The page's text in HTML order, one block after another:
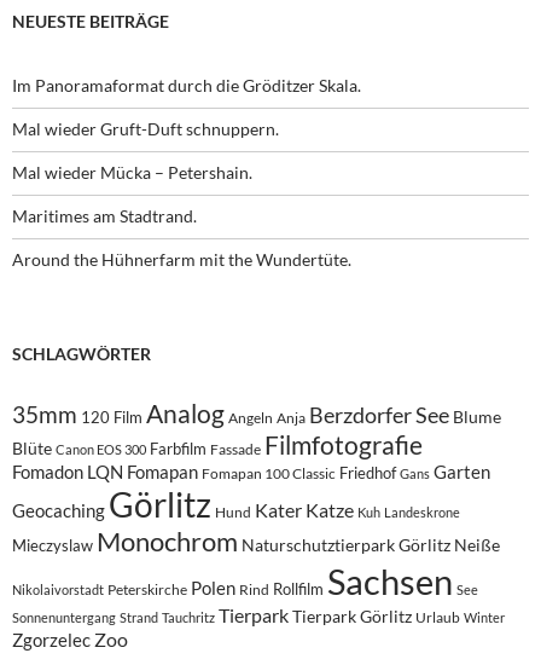
NEUESTE BEITRÄGE
Im Panoramaformat durch die Gröditzer Skala.
Mal wieder Gruft-Duft schnuppern.
Mal wieder Mücka – Petershain.
Maritimes am Stadtrand.
Around the Hühnerfarm mit the Wundertüte.
SCHLAGWÖRTER
35mm 120 Film Analog Angeln Anja Berzdorfer See Blume
Blüte Canon EOS 300 Farbfilm Fassade Filmfotografie
Fomadon LQN Fomapan Fomapan 100 Classic Friedhof Gans Garten
Geocaching Görlitz Hund Kater Katze Kuh Landeskrone
Mieczyslaw Monochrom Naturschutztierpark Görlitz Neiße
Nikolaivorstadt Peterskirche Polen Rind Rollfilm Sachsen See
Sonnenuntergang Strand Tauchritz TierparkTierpark Görlitz Urlaub Winter
Zgorzelec Zoo